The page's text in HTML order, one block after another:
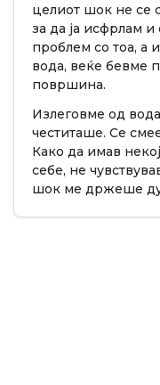
целиот шок не се
за да ја исфрлам и
проблем со тоа, а
вода, веќе бевме
површина.
Излеговме од
честиташе. Се
Како да имав
себе, не
шок ме држеше